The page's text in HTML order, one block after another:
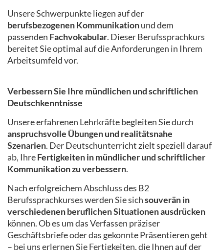
Unsere Schwerpunkte liegen auf der
berufsbezogenen Kommunikationund dem
passenden Fachvokabular. Dieser Berufssprachkurs
bereitet Sie optimal auf die Anforderungen in Ihrem
Arbeitsumfeld vor.
Verbessern Sie Ihre mündlichen und schriftlichen
Deutschkenntnisse
Unsere erfahrenen Lehrkräfte begleiten Sie durch
anspruchsvolle Übungen und realitätsnahe
Szenarien. Der Deutschunterricht zielt speziell darauf
ab, IhreFertigkeiten in mündlicher und schriftlicher
Kommunikation zu verbessern.
Nach erfolgreichem Abschluss des B2
Berufssprachkurses werden Sie sichsouverän in
verschiedenen beruflichen Situationen ausdrücken
können. Ob es um das Verfassen präziser
Geschäftsbriefe oder das gekonnte Präsentieren geht
– bei uns erlernen Sie Fertigkeiten, die Ihnen auf der